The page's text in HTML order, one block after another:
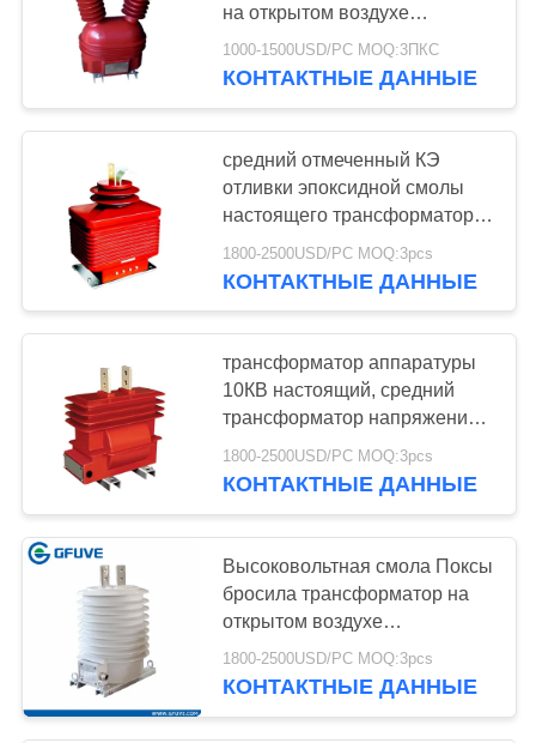
КАРТА
САЙТА
POLICY
на открытом воздухе
потенциальный
1000-1500USD/PC MOQ:3ПКС
КОНТАКТНЫЕ ДАННЫЕ
средний отмеченный КЭ
отливки эпоксидной смолы
настоящего трансформатора
аппаратуры напряжения тока
33КВ
1800-2500USD/PC MOQ:3pcs
КОНТАКТНЫЕ ДАННЫЕ
трансформатор аппаратуры
10КВ настоящий, средний
трансформатор напряжения
тока бросая Инсуллатион
1800-2500USD/PC MOQ:3pcs
КОНТАКТНЫЕ ДАННЫЕ
Высоковольтная смола Поксы
бросила трансформатор на
открытом воздухе
электромагнитного прибора
настоящий
1800-2500USD/PC MOQ:3pcs
КОНТАКТНЫЕ ДАННЫЕ